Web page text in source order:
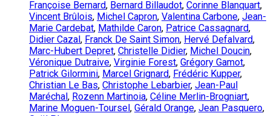
Françoise Bernard, Bernard Billaudot, Corinne Blanquart,
Vincent Brûlois, Michel Capron, Valentina Carbone, Jean-
Marie Cardebat, Mathilde Caron, Patrice Cassagnard,
Didier Cazal , Franck De Saint Simon, Hervé Defalvard,
Marc-Hubert Depret, Christelle Didier, Michel Doucin,
Véronique Dutraive, Virginie Forest, Grégory Gamot,
Patrick Gilormini, Marcel Grignard, Frédéric Kupper,
Christian Le Bas, Christophe Lebarbier, Jean-Paul
Maréchal , Rozenn Martinoia, Céline Merlin-Brogniart,
Marine Moguen-Toursel , Gérald Orange, Jean Pasquero,